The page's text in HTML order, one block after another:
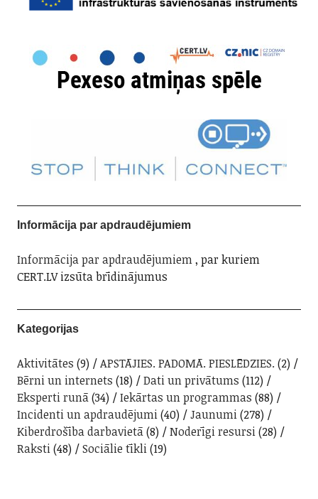
Informācija par apdraudējumiem
Informācija par apdraudējumiem, par kuriem
CERT.LV izsūta brīdinājumus
Kategorijas
Aktivitātes (9) APSTĀJIES. PADOMĀ. PIESLĒDZIES. (2)
Bērni un internets (18) Dati un privātums (112)
Eksperti runā(34) Iekārtas un programmas (88)
Incidenti un apdraudējumi(40) Jaunumi(278)
Kiberdrošība darbavietā(8) Noderīgi resursi(28)
Raksti(48) Sociālie tīkli(19)